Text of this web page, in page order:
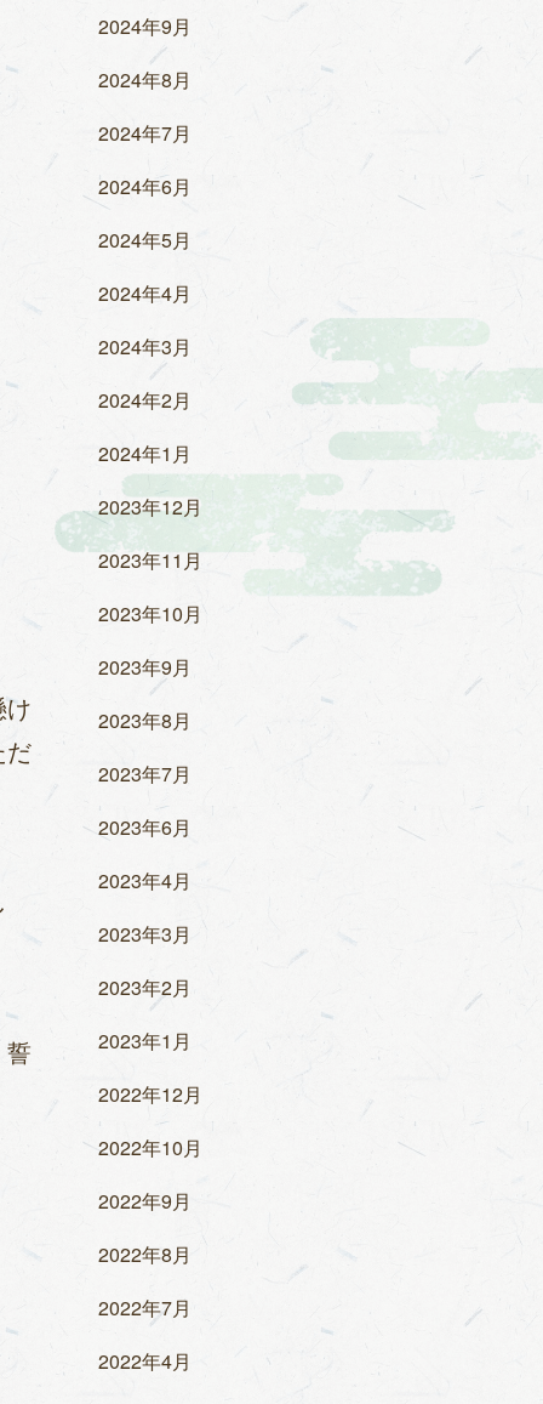
だ
2024年9月
2024年8月
2024年7月
2024年6月
2024年5月
2024年4月
2024年3月
2024年2月
2024年1月
2023年12月
2023年11月
2023年10月
2023年9月
2023年8月
2023年7月
2023年6月
2023年4月
2023年3月
2023年2月
2023年1月
2022年12月
2022年10月
2022年9月
2022年8月
2022年7月
2022年4月